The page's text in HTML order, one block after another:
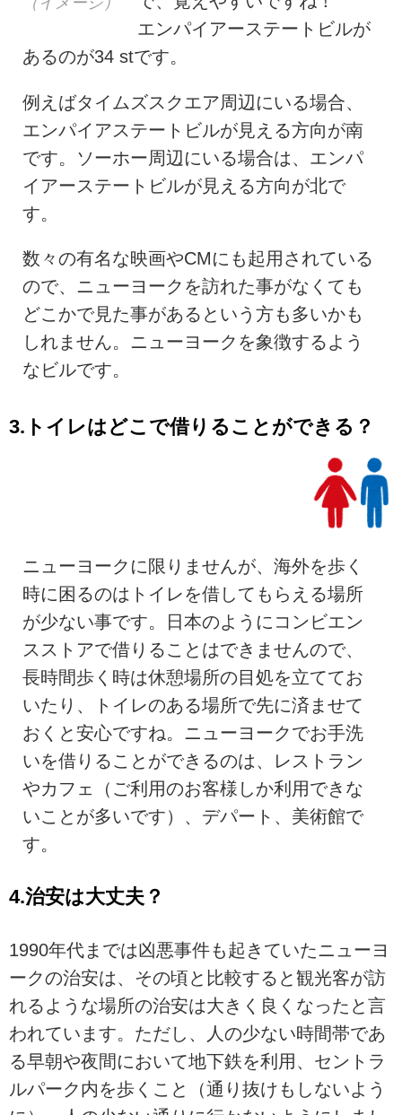
エンパイアーステートビルが
あるのが34 stです。
例えばタイムズスクエア周辺にいる場合、
エンパイアステートビルが見える方向が南
です。ソーホー周辺にいる場合は、エンパ
イアーステートビルが見える方向が北で
す。
数々の有名な映画やCMにも起用されている
ので、ニューヨークを訪れた事がなくても
どこかで見た事があるという方も多いかも
しれません。ニューヨークを象徴するよう
なビルです。
3.トイレはどこで借りることができる？
ニューヨークに限りませんが、海外を歩く
時に困るのはトイレを借してもらえる場所
が少ない事です。日本のようにコンビエン
スストアで借りることはできませんので、
長時間歩く時は休憩場所の目処を立ててお
いたり、トイレのある場所で先に済ませて
おくと安心ですね。ニューヨークでお手洗
いを借りることができるのは、レストラン
やカフェ（ご利用のお客様しか利用できな
いことが多いです）、デパート、美術館で
す。
4.治安は大丈夫？
1990年代までは凶悪事件も起きていたニューヨ
ークの治安は、その頃と比較すると観光客が訪
れるような場所の治安は大きく良くなったと言
われています。ただし、人の少ない時間帯であ
る早朝や夜間において地下鉄を利用、セントラ
ルパーク内を歩くこと（通り抜けもしないよう